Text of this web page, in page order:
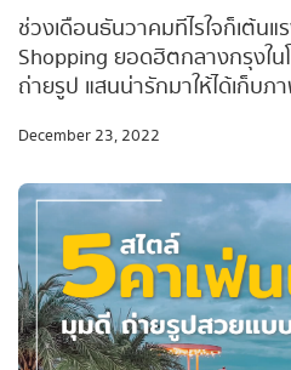
ช่วงเดือนธันวาคมทีไรใจก็เต้น
Shopping ยอดฮิตกลางกรุงใ
ถ่ายรูป แสนน่ารักมาให้ได้เก็บ
#Waycationพาเที่ยว ขอแนะน
Central world เช็คอินแลนด์มา
ปต์น้องยิ้มสุด cute พร้อมแนบ
คอนเทนต์สำหรับถ่ายรูปมาให้
เลยยย
December 23, 2022